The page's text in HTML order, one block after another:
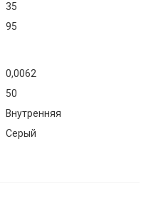
35
95
0,0062
50
Внутренняя
Серый